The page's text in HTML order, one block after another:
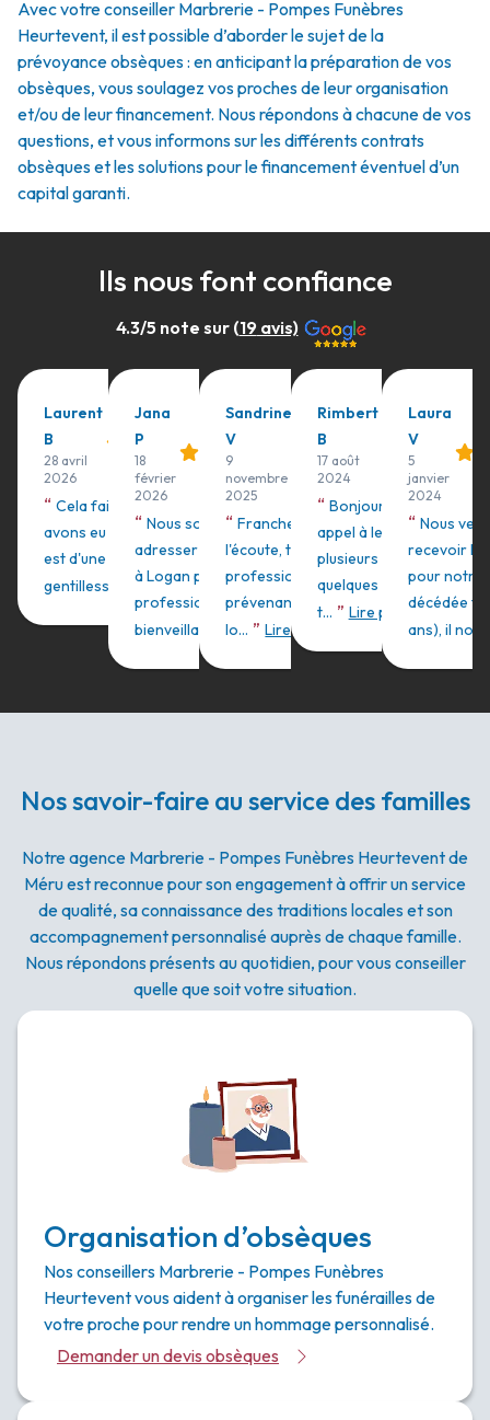
Avec votre conseiller Marbrerie - Pompes Funèbres
Heurtevent, il est possible d’aborder le sujet de la
prévoyance obsèques : en anticipant la préparation de vos
obsèques, vous soulagez vos proches de leur organisation
et/ou de leur financement. Nous répondons à chacune de vos
questions, et vous informons sur les différents contrats
obsèques et les solutions pour le financement éventuel d’un
capital garanti.
Ils nous font confiance
4.3/5 note sur (19 avis)
Laurent
B
28 avril
2026
“ Cela fait 2 fois que nous
avons eu à faire à Logan. Il
est d'une délicatesse,
gentillesse ...
” Lire plus
Jana
P
18
février
2026
“ Nous souhaitons
adresser un grand merci
à Logan pour son
professionnalisme, sa
bienveillan...
” Lire plus
Sandrine
V
9
novembre
2025
“ Franchement, ils sont à
l'écoute, très
professionnels. Ils ont été
prévenants et dignes
lo... ” Lire plus
Rimbert
B
17 août
2024
“ Bonjour, nous avons
appel à leurs services
plusieurs fois depuis
quelques années et
t... ” Lire plus
Laura
V
5
janvier
2024
“ Nous
recevoir la
pour notre
décédée
ans), il nou...
Nos savoir-faire au service des familles
Notre agence Marbrerie - Pompes Funèbres Heurtevent de
Méru est reconnue pour son engagement à offrir un service
de qualité, sa connaissance des traditions locales et son
accompagnement personnalisé auprès de chaque famille.
Nous répondons présents au quotidien, pour vous conseiller
quelle que soit votre situation.
Organisation d’obsèques
Nos conseillers Marbrerie - Pompes Funèbres
Heurtevent vous aident à organiser les funérailles de
votre proche pour rendre un hommage personnalisé.
Demander un devis obsèques